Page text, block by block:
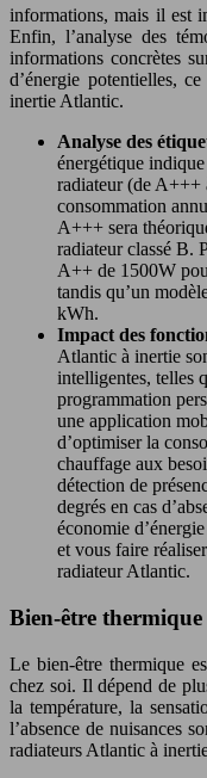
informations, mais il est
Enfin, l’analyse des
informations concrètes
d’énergie potentielles,
inertie Atlantic.
Analyse des
énergétique
radiateur (de A+++
consommation
A+++ sera
radiateur classé B.
A++ de 1500W
tandis qu’un
kWh.
Impact des
Atlantic à inertie
intelligentes, telles
programmation
une application
d’optimiser la
chauffage aux
détection de
degrés en cas
économie
et vous faire
radiateur Atlantic.
Bien-être thermique
Le bien-être thermique
chez soi. Il dépend de
la température, la
l’absence de nuisances
radiateurs Atlantic à